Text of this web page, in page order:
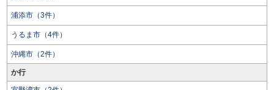
浦添市（3件）
うるま市（4件）
沖縄市（2件）
か行